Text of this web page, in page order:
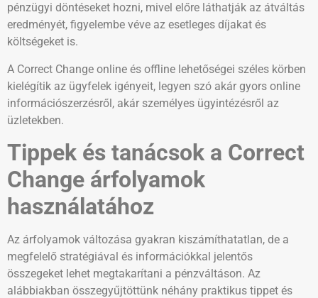
pénzügyi döntéseket hozni, mivel előre láthatják az átváltás
eredményét, figyelembe véve az esetleges díjakat és
költségeket is.
A Correct Change online és offline lehetőségei széles körben
kielégítik az ügyfelek igényeit, legyen szó akár gyors online
információszerzésről, akár személyes ügyintézésről az
üzletekben.
Tippek és tanácsok a Correct
Change árfolyamok
használatához
Az árfolyamok változása gyakran kiszámíthatatlan, de a
megfelelő stratégiával és információkkal jelentős
összegeket lehet megtakarítani a pénzváltáson. Az
alábbiakban összegyűjtöttünk néhány praktikus tippet és